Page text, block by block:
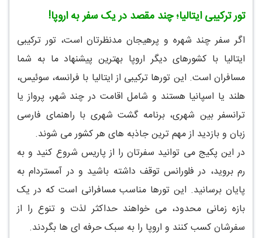
تور ترکیبی ایتالیا؛ چند مقصد در یک سفر به اروپا!
اگر سفر چند شهره و پرهیجان مدنظرتان است، تور ترکیبی
ایتالیا با کشورهای دیگر اروپا بهترین پیشنهاد ما به شما
مسافران است. این تورها ترکیبی از ایتالیا با فرانسه، سوئیس،
هلند یا اسپانیا هستند و شامل اقامت در چند شهر، پرواز یا
ترانسفر بین شهری، برنامه گشت شهری با راهنمای فارسی
زبان و بازدید از مهم ترین جاذبه های هر کشور می شوند.
در این پکیج می توانید سفرتان را از پاریس شروع کنید و به
رم بروید، در فلورانس توقف داشته باشید و در آمستردام به
پایان برسانید. این تورها مناسب مسافرانی است که در یک
بازه زمانی محدود، می خواهند حداکثر لذت و تنوع را از
سفرشان کسب کنند و اروپا را به سبک حرفه ای ها بگردند.